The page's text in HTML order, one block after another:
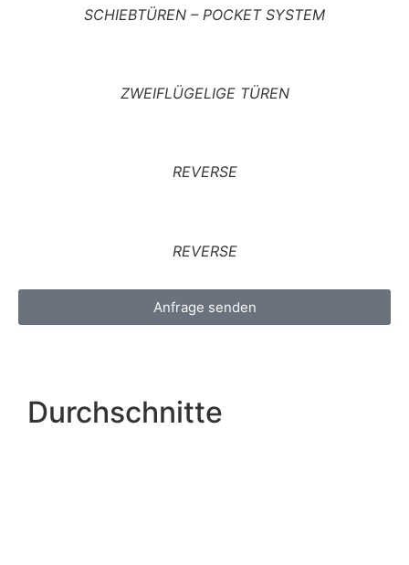
SCHIEBTÜREN – POCKET SYSTEM
ZWEIFLÜGELIGE TÜREN
REVERSE
REVERSE
Anfrage senden
Durchschnitte